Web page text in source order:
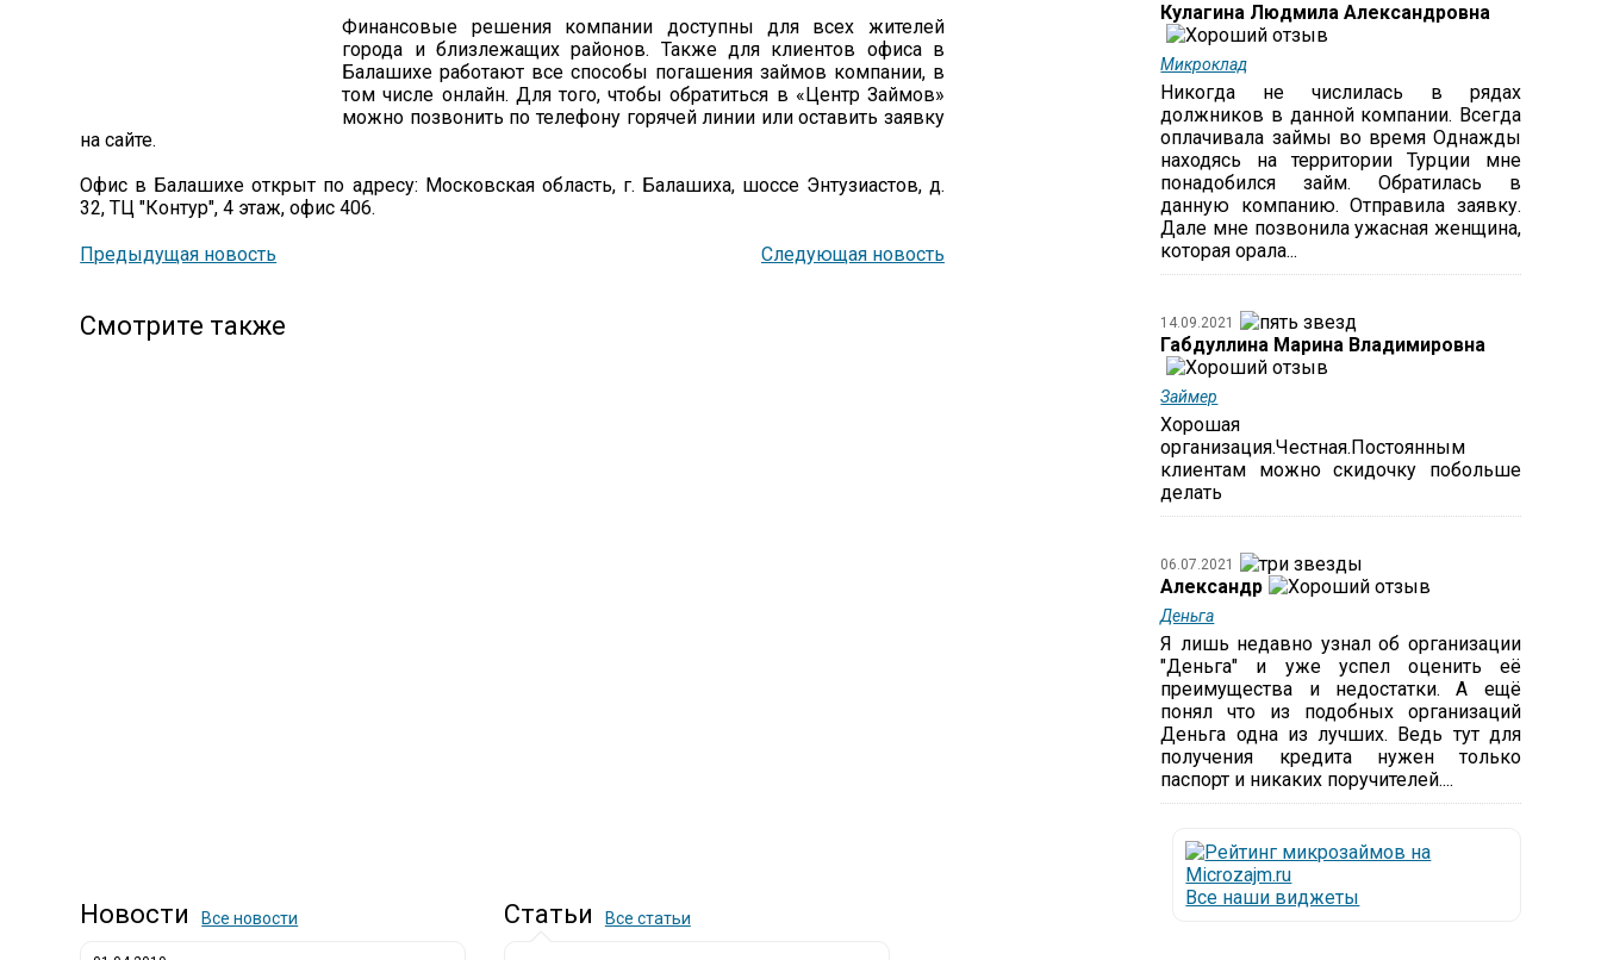
Финансовые решения компании доступны для всех жителей
города и близлежащих районов. Также для клиентов офиса в
Балашихе работают все способы погашения займов компании, в
том числе онлайн. Для того, чтобы обратиться в «Центр Займов»
можно позвонить по телефону горячей линии или оставить заявку
на сайте.
Офис в Балашихе открыт по адресу: Московская область, г. Балашиха, шоссе Энтузиастов, д.
32, ТЦ "Контур", 4 этаж, офис 406.
Предыдущая новость Следующая новость
Смотрите также
Новости Все новости Статьи Все статьи
Кулагина Людмила Александровна
Микроклад
Никогда не числилась в рядах
должников в данной компании. Всегда
оплачивала займы во время Однажды
находясь на территории Турции мне
понадобился займ. Обратилась в
данную компанию. Отправила заявку.
Дале мне позвонила ужасная женщина,
которая орала...
14.09.2021
Габдуллина Марина Владимировна
Займер
Хорошая
организация.Честная.Постоянным
клиентам можно скидочку побольше
делать
06.07.2021
Александр
Деньга
Я лишь недавно узнал об организации
"Деньга" и уже успел оценить её
преимущества и недостатки. А ещё
понял что из подобных организаций
Деньга одна из лучших. Ведь тут для
получения кредита нужен только
паспорт и никаких поручителей....
Все наши виджеты